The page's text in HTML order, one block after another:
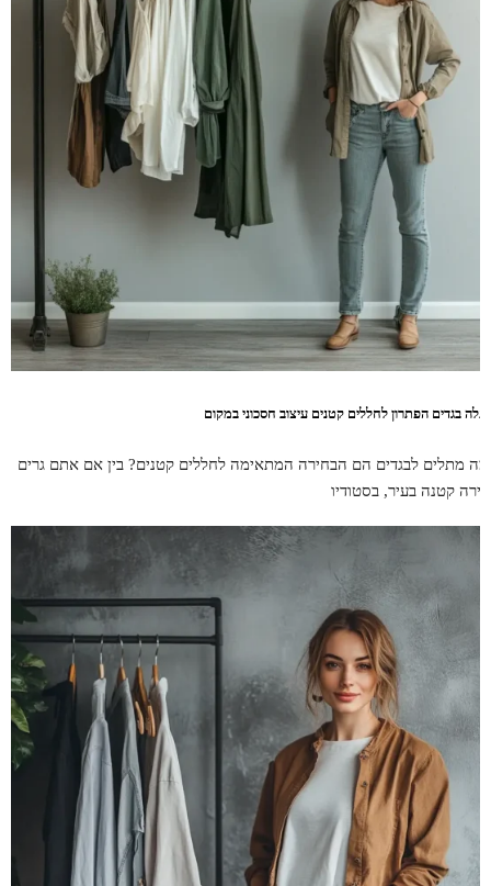
בגדים הפתרון לחללים קטנים עיצוב חסכוני במקום
מתלים לבגדים הם הבחירה המתאימה לחללים קטנים? בין אם אתם גרים
קטנה בעיר, בסטודיו